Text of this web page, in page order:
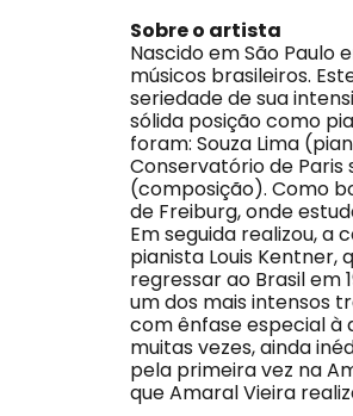
Sobre o artista
Nascido em São Paulo
músicos brasileiros.
seriedade de sua
sólida posição como
foram: Souza Lima
Conservatório de Paris
(composição). Como
de Freiburg, onde
Em seguida realizou, a
pianista Louis Kentner,
regressar ao Brasil em
um dos mais intensos
com ênfase especial à
muitas vezes, ainda
pela primeira vez na
que Amaral Vieira